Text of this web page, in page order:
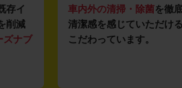
存イ
削減
ズナブ
車内外の清掃・除菌を徹
清潔感を感じていただけ
こだわっています。